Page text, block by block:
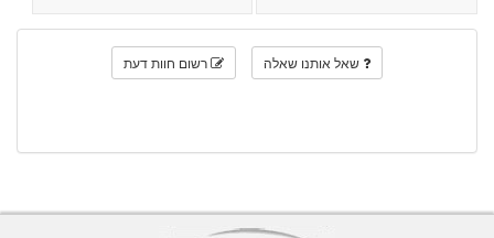
שאל אותנו שאלה רשום חוות דעת